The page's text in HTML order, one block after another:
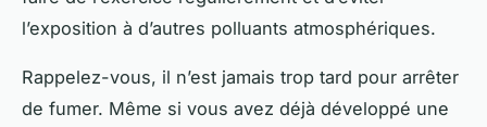
l’exposition à d’autres polluants atmosphériques.
Rappelez-vous, il n’est jamais trop tard pour arrêter
de fumer. Même si vous avez déjà développé une